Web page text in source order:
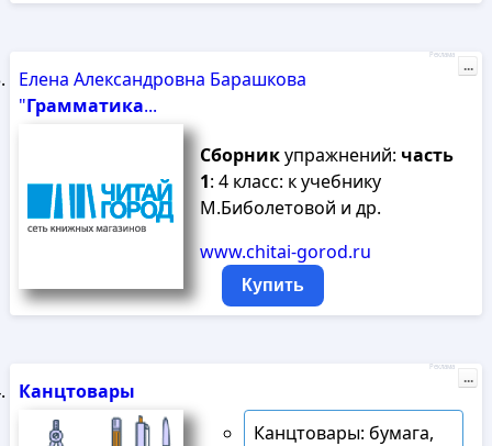
Елена Александровна Барашкова
"Грамматика...
Сборникупражнений: часть
1: 4 класс: к учебнику
М.Биболетовой и др.
www.chitai-gorod.ru
Купить
Реклама
...
Канцтовары
Канцтовары: бумага,
Реклама
...